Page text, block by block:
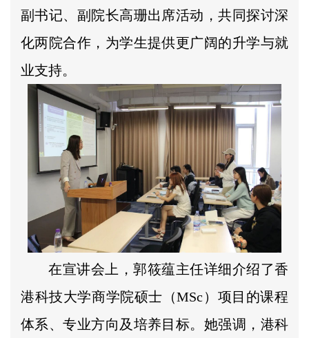
副书记、副院长高珊出席活动，共同探讨深
化两院合作，为学生提供更广阔的升学与就
业支持。
在宣讲会上，郭筱蕴主任详细介绍了香
港科技大学商学院硕士（MSc）项目的课程
体系、专业方向及培养目标。她强调，港科